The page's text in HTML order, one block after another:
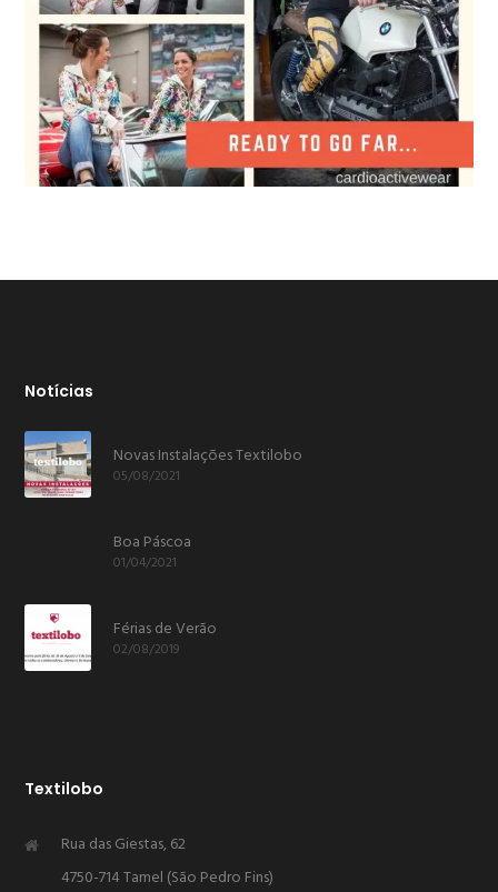
Notícias
Novas Instalações Textilobo
05/08/2021
Boa Páscoa
01/04/2021
Férias de Verão
02/08/2019
Textilobo
Rua das Giestas, 62
4750-714 Tamel (São Pedro Fins)